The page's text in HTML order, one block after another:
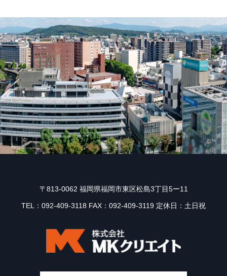
〒813-0062 福岡県福岡市東区松島3丁目5ー11
TEL：092-409-3118 FAX：092-409-3119 定休日：土日祝